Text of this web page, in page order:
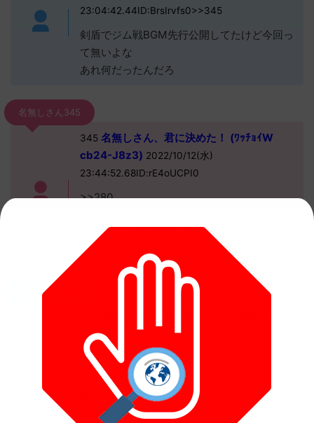
23:04:42.44ID:BrsIrvfs0>>345
剣盾でジム戦BGM先行公開してたけど今回っ
て無いよな
あれ何だったんだろ
名無しさん345
345名無しさん、君に決めた！ (ﾜｯﾁｮｲW
cb24-J8z3) 2022/10/12(水)
23:44:52.68ID:rE4oUCPI0
>>280
1曲丸ごとのBGM視聴動画が欲しいってんな
ら心当たりはないな
名無しさん456
cb24-gHGG)
2022/10/13(木)
08:44:00.61ID:oZi8HRqZ0
ジムリーダー
虫(Lv10)
草(Lv10)：コルサ